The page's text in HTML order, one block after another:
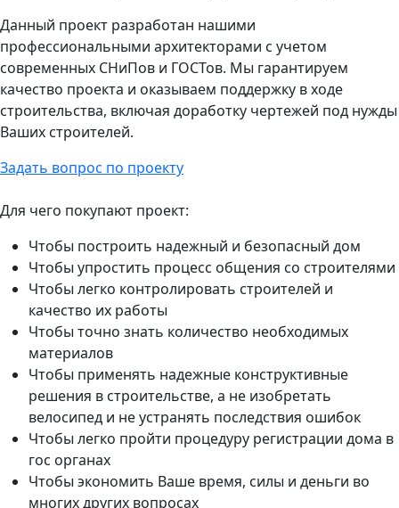
Данный проект разработан нашими
профессиональными архитекторами с учетом
современных СНиПов и ГОСТов. Мы гарантируем
качество проекта и оказываем поддержку в ходе
строительства, включая доработку чертежей под нужды
Ваших строителей.
Задать вопрос по проекту
Для чего покупают проект:
Чтобы построить надежный и безопасный дом
Чтобы упростить процесс общения со строителями
Чтобы легко контролировать строителей и
качество их работы
Чтобы точно знать количество необходимых
материалов
Чтобы применять надежные конструктивные
решения в строительстве, а не изобретать
велосипед и не устранять последствия ошибок
Чтобы легко пройти процедуру регистрации дома в
гос органах
Чтобы экономить Ваше время, силы и деньги во
многих других вопросах